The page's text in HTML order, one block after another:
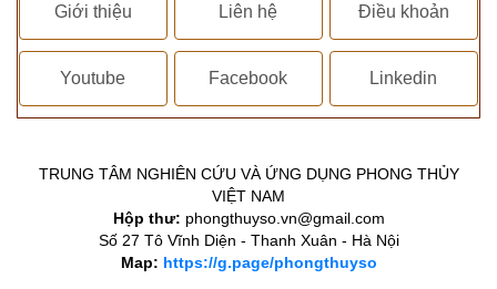
Giới thiệu Liên hệ Điều khoản
Youtube Facebook Linkedin
TRUNG TÂM NGHIÊN CỨU VÀ ỨNG DỤNG PHONG THỦY
VIỆT NAM
Hộp thư: phongthuyso.vn@gmail.com
Số 27 Tô Vĩnh Diện - Thanh Xuân - Hà Nội
Map: https://g.page/phongthuyso